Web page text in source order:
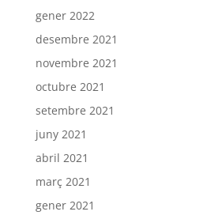
gener 2022
desembre 2021
novembre 2021
octubre 2021
setembre 2021
juny 2021
abril 2021
març 2021
gener 2021